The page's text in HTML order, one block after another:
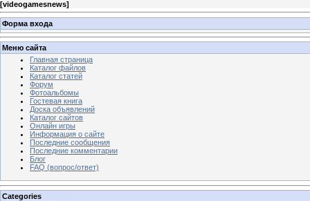
[videogamesnews]
Форма входа
Меню сайта
Главная страница
Каталог файлов
Каталог статей
Форум
Фотоальбомы
Гостевая книга
Доска объявлений
Каталог сайтов
Онлайн игры
Информация о сайте
Последние сообщения
Последние комментарии
Блог
FAQ (вопрос/ответ)
Categories